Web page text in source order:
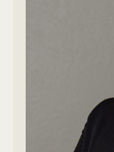
Marlies
herzlichst